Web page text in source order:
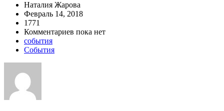
Наталия Жарова
Февраль 14, 2018
1771
Комментариев пока нет
события
События